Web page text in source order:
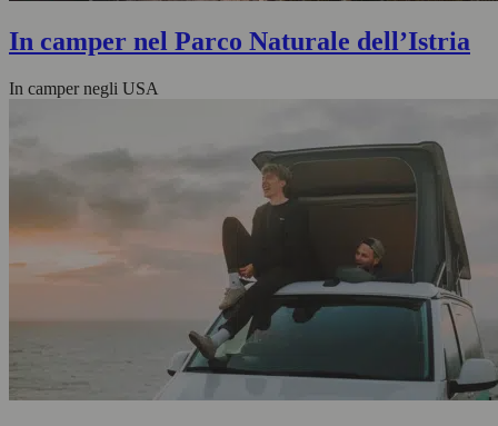
In camper nel Parco Naturale dell’Istria
In camper negli USA